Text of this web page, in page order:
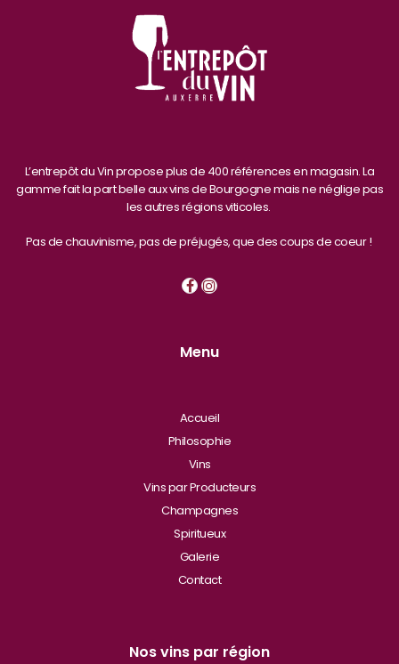
L’entrepôt du Vin propose plus de 400 références en magasin. La
gamme fait la part belle aux vins de Bourgogne mais ne néglige pas
les autres régions viticoles.
Pas de chauvinisme, pas de préjugés, que des coups de coeur !
Menu
Accueil
Philosophie
Vins
Vins par Producteurs
Champagnes
Spiritueux
Galerie
Contact
Nos vins par région